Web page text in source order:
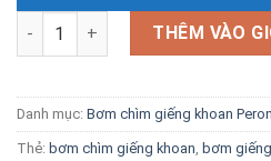
Số lượng THÊM VÀO
Danh mục: Bơm chìm giếng khoan
Thẻ: bơm chìm giếng khoan, bơm giếng